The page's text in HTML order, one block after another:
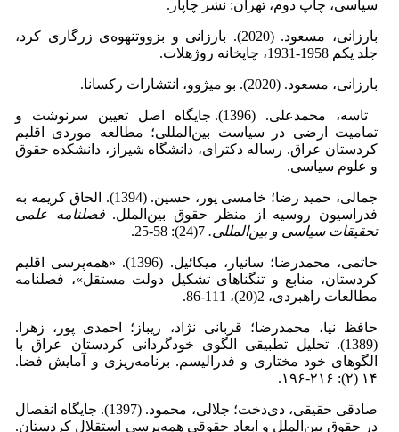
سیاسی، چاپ دوم، تهران: نشر چاپار.
بارزانی، مسعود. (2020). بارزانی و بزووتنه‎وه‌ی زرگاری کرد،
جلد یکم 1958-1931، چاپخانه روژهلات.
بارزانی، مسعود. (2020). بو میژوو، انتشارات رکسانا.
تاسه، محمدعلی. (1396). جایگاه اصل تعیین سرنوشت و
تمامیت ارضی در سیاست بین‌المللی؛ مطالعه موردی اقلیم
کردستان عراق. رساله دکترای، دانشگاه شیراز، دانشکده حقوق
و علوم سیاسی.
جمالی، حمید رضا؛ خامسی پور، حسین. (1394). الحاق کریمه به
فدراسیون روسیه از منظر حقوق بین‌الملل.فصلنامه علمی
تحقیقات سیاسی و بین‌المللی. 7(24): 58-25.
حاتمی، محمدرضا؛ سانیار، میکائیل. (1396). «همه‌پرسی اقلیم
کردستان، منابع و تنگناهای تشکیل دولت مستقل»، فصلنامه
مطالعات راهبردی، 2(20)، 111-86.
حافظ نیا، محمدرضا؛ قربانی نژاد، ریباز؛ احمدی پور، زهرا.
(1389). تحلیل تطبیقی الگوی خودگردانی کردستان عراق با
الگوهای خود مختاری و فدرالیسم. برنامه‌ریزی و آمایش فضا.
۱۴ (۲): ۲۱۶-۱۹۶.
صادقی حقیقی، دی‌دخت؛ جلالی، محمود. (1397). جایگاه انفصال
در حقوق بین‌الملل و ابعاد حقوقی همه‌پرسی استقلال کردستان.